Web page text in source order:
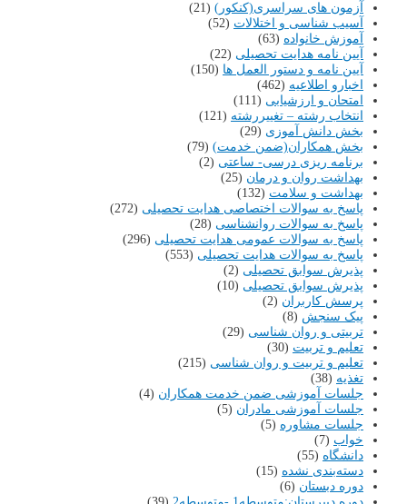
آزمون های سراسری(کنکور) (21)
آسیب شناسی و اختلالات (52)
آموزش خانواده (63)
آیین نامه هدایت تحصیلی (22)
آیین نامه و دستور العمل ها (150)
اخبارو اطلاعیه (462)
امتحان و ارزشیابی (111)
انتخاب رشته – تغییررشته (121)
بخش دانش آموزی (29)
بخش همکاران(ضمن خدمت) (79)
برنامه ریزی درسی- ساعتی (2)
بهداشت روان و درمان (25)
بهداشت و سلامت (132)
پاسخ به سوالات اختصاصی هدایت تحصیلی (272)
پاسخ به سوالات روانشناسی (28)
پاسخ به سوالات عمومی هدایت تحصیلی (296)
پاسخ به سوالات هدایت تحصیلی (553)
پذیرش سوابق تحصیلی (2)
پذیرش سوابق تحصیلی (10)
پرسش کاربران (2)
پیک سنجش (8)
تربیتی و روان شناسی (29)
تعلیم و تربیت (30)
تعلیم و تربیت و روان شناسی (215)
تغذیه (38)
جلسات آموزشی ضمن خدمت همکاران (4)
جلسات آموزشی مادران (5)
جلسات مشاوره (5)
خواب (7)
دانشگاه (55)
دسته‌بندی نشده (15)
دوره دبستان (6)